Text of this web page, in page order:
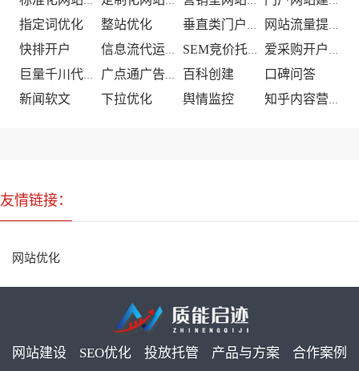
指定词优化 整站优化 垂直类门户优化 网站流量提升
快排开户 信息流代运营 SEM竞价托管 爱采购开户推广
巨量千川代运营 广点通广告投放 百科创建
口碑问答
新闻软文
下拉优化 舆情监控 知乎内容营销
友情链接：
网站优化
网站建设 SEO优化 投放托管 产品与方案 合作案例